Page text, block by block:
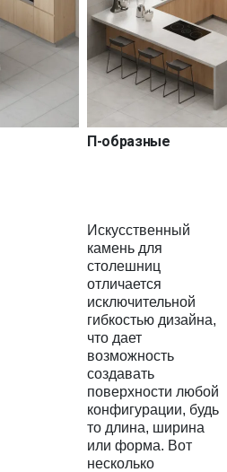
П-образные
Искусственный
камень для
столешниц
отличается
исключительной
гибкостью дизайна,
что дает
возможность
создавать
поверхности любой
конфигурации, будь
то длина, ширина
или форма. Вот
несколько